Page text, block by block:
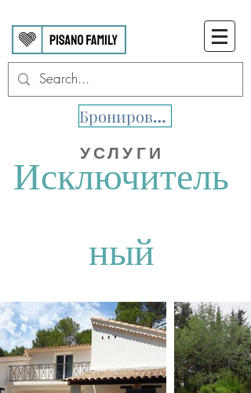
Бронировать
УСЛУГИ
Исключитель
ный